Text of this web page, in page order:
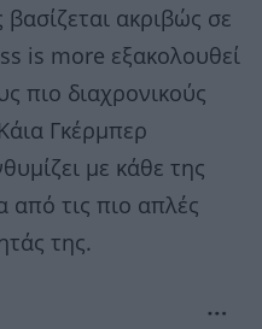
ακριβώς σε
is more εξακολουθεί
πιο διαχρονικούς
Γκέρμπερ
με κάθε της
από τις πιο απλές
της.